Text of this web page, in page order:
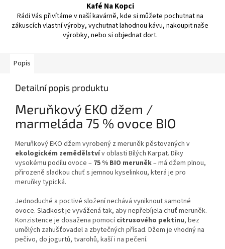
Kafé Na Kopci
Rádi Vás přivítáme v naší kavárně, kde si můžete pochutnat na
zákuscích vlastní výroby, vychutnat lahodnou kávu, nakoupit naše
výrobky, nebo si objednat dort.
Popis
Detailní popis produktu
Meruňkový EKO džem /
marmeláda 75 % ovoce BIO
Meruňkový EKO džem vyrobený z meruněk pěstovaných v
ekologickém zemědělstvív oblasti Bílých Karpat. Díky
vysokému podílu ovoce – 75 % BIO meruněk– má džem plnou,
přirozeně sladkou chuť s jemnou kyselinkou, která je pro
meruňky typická.
Jednoduché a poctivé složení nechává vyniknout samotné
ovoce. Sladkost je vyvážená tak, aby nepřebíjela chuť meruněk.
Konzistence je dosažena pomocícitrusového pektinu, bez
umělých zahušťovadel a zbytečných přísad. Džem je vhodný na
pečivo, do jogurtů, tvarohů, kaší i na pečení.